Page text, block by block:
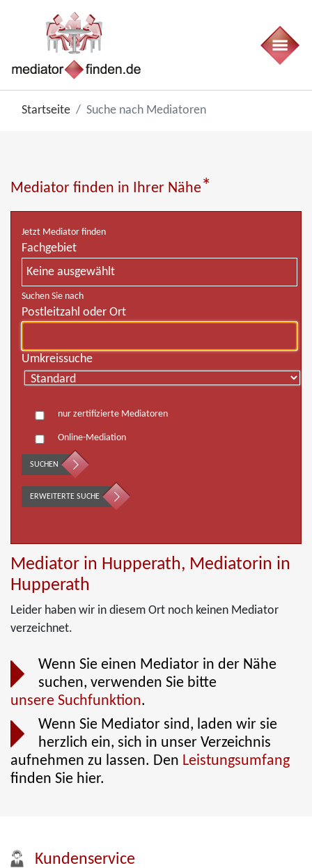
Startseite Suche nach Mediatoren
Mediator finden in Ihrer Nähe*
Jetzt Mediator finden
Fachgebiet
Keine ausgewählt
Suchen Sie nach
Postleitzahl oder Ort
Umkreissuche
nur zertifizierte Mediatoren
Online-Mediation
SUCHEN
ERWEITERTE SUCHE
Mediator in Hupperath, Mediatorin in
Hupperath
Leider haben wir in diesem Ort noch keinen Mediator
verzeichnet.
Wenn Sie einen Mediator in der Nähe
suchen, verwenden Sie bitte
unsere Suchfunktion.
Wenn Sie Mediator sind, laden wir sie
herzlich ein, sich in unser Verzeichnis
aufnehmen zu lassen. Den Leistungsumfang
finden Sie hier.
Kundenservice